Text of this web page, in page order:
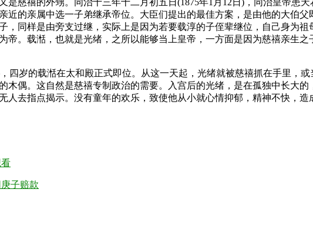
是慈禧的外甥。同治十三年十二月初五日(1875年1月12日)，同治皇帝患
近的亲属中选一子弟继承帝位。大臣们提出的最佳方案，是由他的大伯
，同样是由旁支过继，实际上是因为若要载淳的子侄辈继位，自己身为
帝。载湉，也就是光绪，之所以能够当上皇帝，一方面是因为慈禧亲生
四岁的载湉在太和殿正式即位。从这一天起，光绪就被慈禧抓在手里，
木偶。这自然是慈禧专制政治的需要。入宫后的光绪，是在孤独中长大
人去指点揭示。没有童年的欢乐，致使他从小就心情抑郁，精神不快，
子赔款